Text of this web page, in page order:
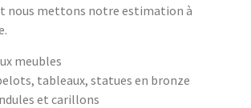
nous mettons notre estimation à
meubles
tableaux, statues en bronze
et carillons